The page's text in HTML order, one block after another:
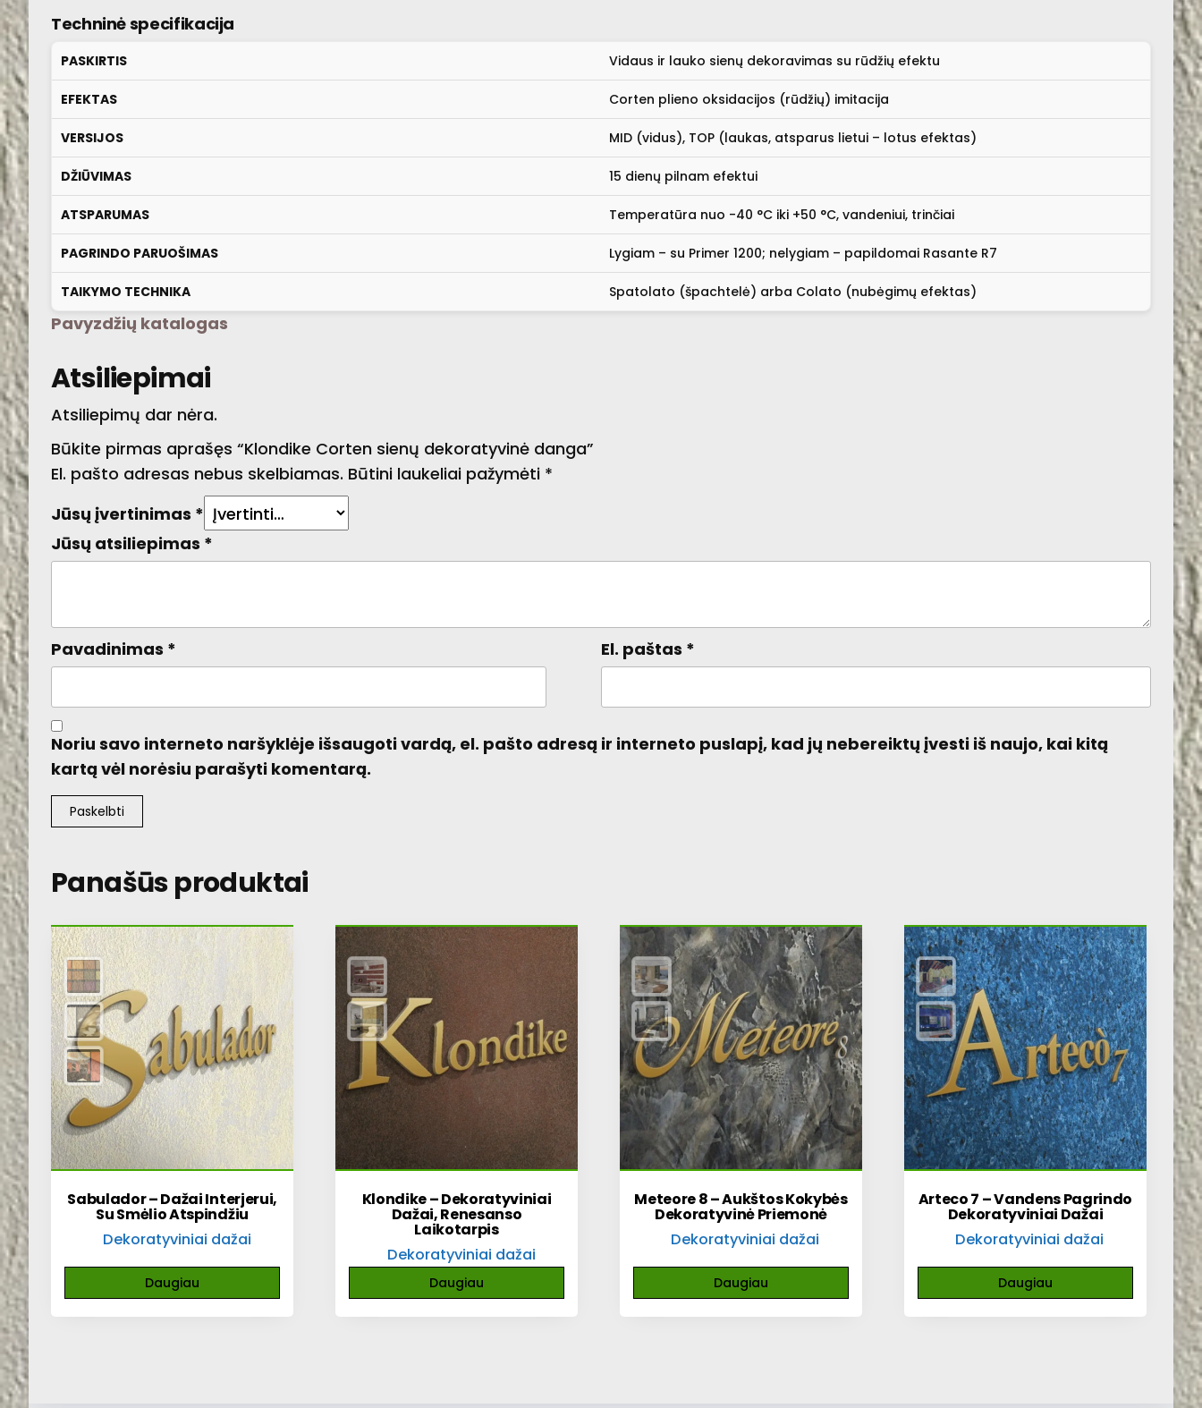
Techninė specifikacija
PASKIRTIS Vidaus ir lauko sienų dekoravimas su rūdžių efektu
EFEKTAS Corten plieno oksidacijos (rūdžių) imitacija
VERSIJOS MID (vidus), TOP (laukas, atsparus lietui – lotus efektas)
DŽIŪVIMAS 15 dienų pilnam efektui
ATSPARUMAS Temperatūra nuo -40 °C iki +50 °C, vandeniui, trinčiai
PAGRINDO PARUOŠIMAS Lygiam – su Primer 1200; nelygiam – papildomai Rasante R7
TAIKYMO TECHNIKA Spatolato (špachtelė) arba Colato (nubėgimų efektas)
Pavyzdžių katalogas
Atsiliepimai
Atsiliepimų dar nėra.
Būkite pirmas aprašęs “Klondike Corten sienų dekoratyvinė danga”
El. pašto adresas nebus skelbiamas. Būtini laukeliai pažymėti *
Jūsų įvertinimas *
Jūsų atsiliepimas *
Pavadinimas * El. paštas *
Noriu savo interneto naršyklėje išsaugoti vardą, el. pašto adresą ir interneto puslapį, kad jų nebereiktų įvesti iš naujo, kai kitą
kartą vėl norėsiu parašyti komentarą.
Panašūs produktai
Sabulador – Dažai Interjerui,
Su Smėlio Atspindžiu
Dekoratyviniai dažai
Daugiau
Klondike – Dekoratyviniai
Dažai, Renesanso
Laikotarpis
Dekoratyviniai dažai
Daugiau
Meteore 8 – Aukštos Kokybės
Dekoratyvinė Priemonė
Dekoratyviniai dažai
Daugiau
Arteco 7 – Vandens Pagrindo
Dekoratyviniai Dažai
Dekoratyviniai dažai
Daugiau